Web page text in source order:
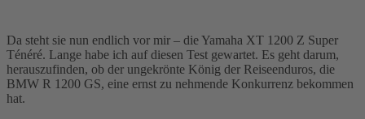
Da steht sie nun endlich vor mir – die Yamaha XT 1200 Z Super
Ténéré. Lange habe ich auf diesen Test gewartet. Es geht darum,
herauszufinden, ob der ungekrönte König der Reiseenduros, die
BMW R 1200 GS, eine ernst zu nehmende Konkurrenz bekommen
hat.